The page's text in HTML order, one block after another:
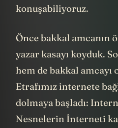
konuşabiliyoruz.
Önce bakkal amcanın
yazar kasayı koyduk.
hem de bakkal amcayı
Etrafımız internete
dolmaya başladı:
Nesnelerin İnterneti